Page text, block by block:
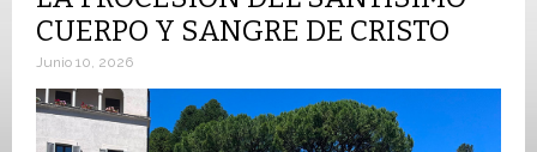
CUERPO Y SANGRE DE CRISTO
Junio 10, 2026